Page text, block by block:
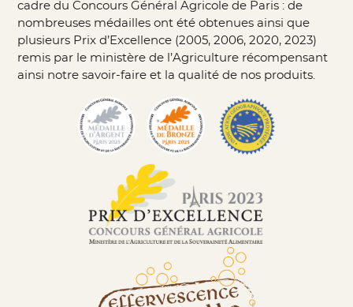
cadre du Concours Général Agricole de Paris : de
nombreuses médailles ont été obtenues ainsi que
plusieurs Prix d’Excellence (2005, 2006, 2020, 2023)
remis par le ministère de l’Agriculture récompensant
ainsi notre savoir-faire et la qualité de nos produits.